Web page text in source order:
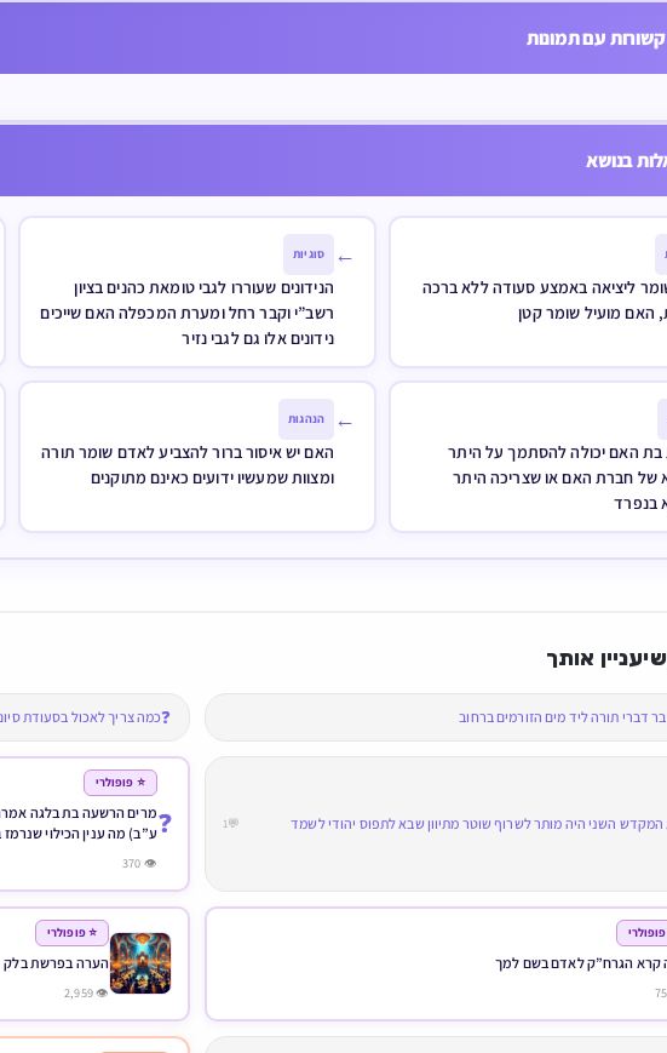
עם תמונות
לתת את זכותו שיש לו
מן הכתב וגם היה ימני בכל מעשיו
בימין האם הספר תורה כשר או לא
בנושא
ליציאה באמצע סעודה ללא ברכה
האם מועיל שומר קטן
← סוגיות
הנידונים שעוררו לגבי טומאת כהנים בציון
רשב”י וקבר רחל ומערת המכפלה האם שייכים
נידונים אלו גם לגבי נזיר
האם יכולה להסתמך על היתר
של חברת האם או שצריכה היתר
בנפרד
← הנהגות
האם יש איסור ברור להצביע לאדם שומר תורה
ומצוות שמעשיו ידועים כאינם מתוקנים
אותך
דברי תורה ליד מים הזורמים ברחוב ❓כמה צריך לאכול בסעודת
המקדש השני היה מותר לשרוף שוטר מתיוון שבא לתפוס יהודי לשמד 💬1
❓
⭐ פופולרי
מרים הרשעה בת בלגה
ע”ב) מה ענין הכילוי שנרמז
👁 370
פופולרי
קרא הגרח”ק לאדם בשם למך
⭐ פופולרי
הערה בפרשת בלק
👁 2,959